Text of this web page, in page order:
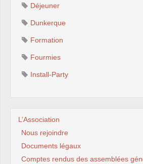
Déjeuner
Dunkerque
Formation
Fourmies
Install-Party
L’Association
Nous rejoindre
Documents légaux
Comptes rendus des assemblées